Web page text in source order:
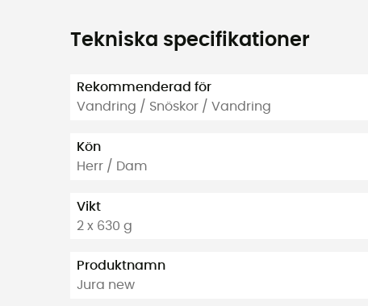
Tekniska specifikationer
Rekommenderad för
Vandring / Snöskor / Vandring
Kön
Herr / Dam
Vikt
2 x 630 g
Produktnamn
Jura new